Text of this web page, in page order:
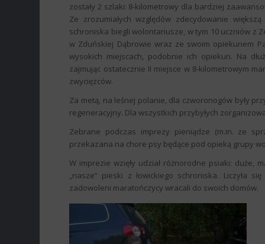
zostały 2 szlaki: 8-kilometrowy dla bardziej
Ze zrozumiałych względów zdecydowanie
schroniska biegli wolontariusze, w tym 10 uczniów z
w Zduńskiej Dąbrowie wraz ze swoim opiekunem
wysokich miejscach, podobnie ich opiekun. Na
zajmując ostatecznie II miejsce w 8-kilometrowym
zwycięzców.
Za metą, na leśnej polanie, dla czworonogów były
regeneracyjny. Dla wszystkich przybyłych
Zebrane podczas imprezy pieniądze (m.in. ze
przekazana na chore psy będące pod opieką grupy
W imprezie wzięły udział różnorodne psiaki: duże,
„nasze” pieski z łowickiego schroniska. Liczyła
zadowoleni maratończycy wracali do swoich domów.